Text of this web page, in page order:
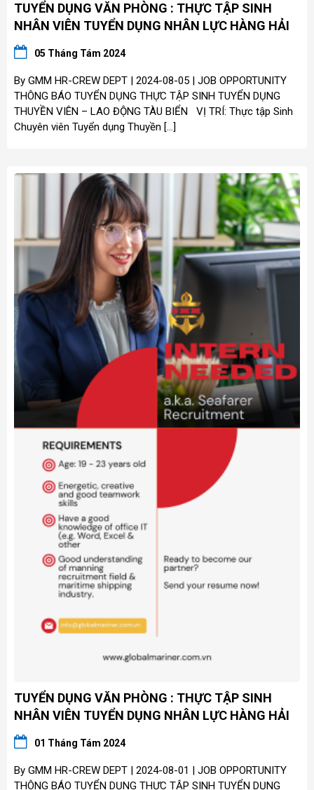
TUYỂN DỤNG VĂN PHÒNG : THỰC TẬP SINH
NHÂN VIÊN TUYỂN DỤNG NHÂN LỰC HÀNG HẢI
05 Tháng Tám 2024
By GMM HR-CREW DEPT | 2024-08-05 | JOB OPPORTUNITY
THÔNG BÁO TUYỂN DỤNG THỰC TẬP SINH TUYỂN DỤNG
THUYỀN VIÊN – LAO ĐỘNG TÀU BIỂN VỊ TRÍ: Thực tập Sinh
Chuyên viên Tuyển dụng Thuyền […]
TUYỂN DỤNG VĂN PHÒNG : THỰC TẬP SINH
NHÂN VIÊN TUYỂN DỤNG NHÂN LỰC HÀNG HẢI
01 Tháng Tám 2024
By GMM HR-CREW DEPT | 2024-08-01 | JOB OPPORTUNITY
THÔNG BÁO TUYỂN DỤNG THỰC TẬP SINH TUYỂN DỤNG